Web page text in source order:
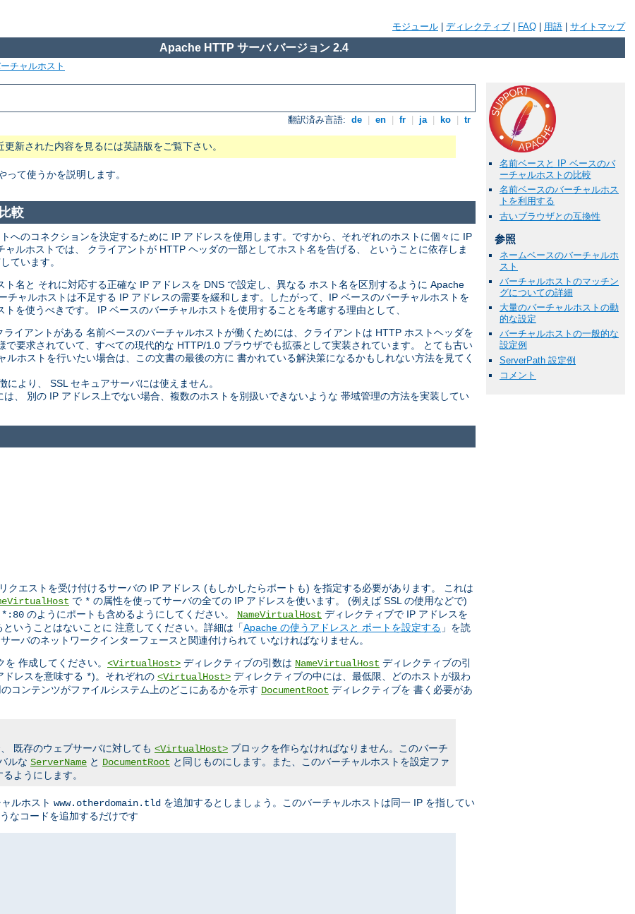
モジュール ディレクティブ FAQ 用語 サイトマップ
Apache HTTP サーバ バージョン 2.4
チャルホスト
翻訳済み言語: de en fr ja ko tr
新された内容を見るには英語版をご覧下さい。
て使うかを説明します。
名前ベースと IP ベースのバ
ーチャルホストの比較
名前ベースのバーチャルホス
トを利用する
古いブラウザとの互換性
参照
ネームベースのバーチャルホ
スト
バーチャルホストのマッチン
グについての詳細
大量のバーチャルホストの動
的な設定
バーチャルホストの一般的な
設定例
ServerPath 設定例
コメント
較
へのコネクションを決定するために IP アドレスを使用します。ですから、それぞれのホストに個々に IP
ルホストでは、 クライアントが HTTP ヘッダの一部としてホスト名を告げる、 ということに依存しま
ています。
名と それに対応する正確な IP アドレスを DNS で設定し、異なる ホスト名を区別するように Apache
ャルホストは不足する IP アドレスの需要を緩和します。したがって、IP ベースのバーチャルホストを
を使うべきです。 IP ベースのバーチャルホストを使用することを考慮する理由として、
イアントがある 名前ベースのバーチャルホストが働くためには、クライアントは HTTP ホストヘッダを
要求されていて、すべての現代的な HTTP/1.0 ブラウザでも拡張として実装されています。 とても古い
ホストを行いたい場合は、この文書の最後の方に 書かれている解決策になるかもしれない方法を見てく
より、 SSL セキュアサーバには使えません。
、 別の IP アドレス上でない場合、複数のホストを別扱いできないような 帯域管理の方法を実装してい
エストを受け付けるサーバの IP アドレス (もしかしたらポートも) を指定する必要があります。 これは
で * の属性を使ってサーバの全ての IP アドレスを使います。 (例えば SSL の使用などで)
*:80 のようにポートも含めるようにしてください。 NameVirtualHost ディレクティブで IP アドレスを
いうことはないことに 注意してください。詳細は「Apache の使うアドレスと ポートを設定する 」を読
ーバのネットワークインターフェースと関連付けられて いなければなりません。
を 作成してください。 <VirtualHost> ディレクティブの引数は NameVirtualHost ディレクティブの引
ドレスを意味する *)。それぞれの <VirtualHost> ディレクティブの中には、最低限、どのホストが扱わ
コンテンツがファイルシステム上のどこにあるかを示す DocumentRoot ディレクティブを 書く必要があ
既存のウェブサーバに対しても <VirtualHost> ブロックを作らなければなりません。このバーチ
ルな ServerName と DocumentRoot と同じものにします。また、このバーチャルホストを設定ファ
ようにします。
ルホスト www.otherdomain.tld を追加するとしましょう。このバーチャルホストは同一 IP を指してい
なコードを追加するだけです